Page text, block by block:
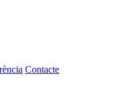
Contacte